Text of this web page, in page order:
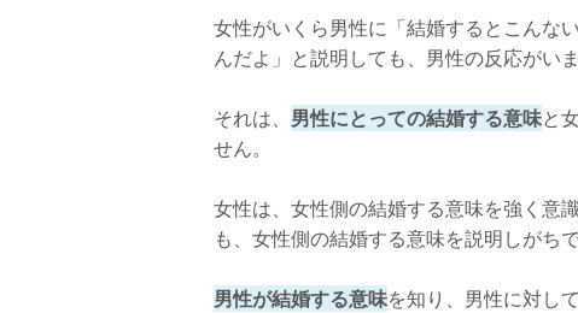
女性がいくら男性に「結婚するとこんな
んだよ」と説明しても、男性の反応がい
それは、 男性にとっての結婚する意味と
せん。
女性は、女性側の結婚する意味を強く意
も、女性側の結婚する意味を説明しがちで
男性が結婚する意味を知り、男性に対し